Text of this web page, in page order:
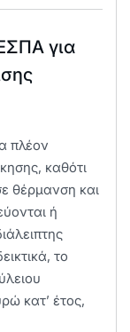
για
πλέον
καθότι
θέρμανση και
ή
το
κατ’ έτος,